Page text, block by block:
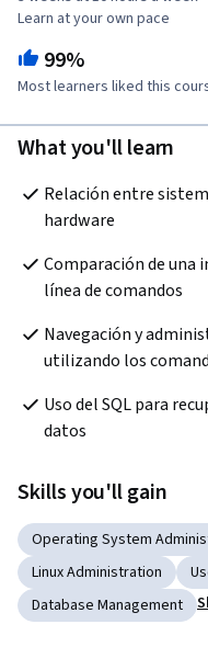
Learn at your own pace
99%
Most learners liked this
What you'll learn
Relación entre
hardware
Comparación de una
línea de comandos
Navegación y
utilizando los
Uso del SQL para
datos
Skills you'll gain
Operating System
Linux Administration
Database Management